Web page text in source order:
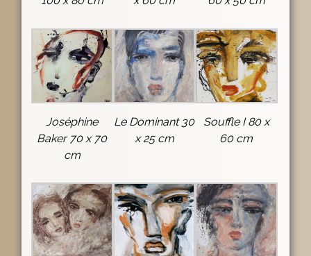
Joséphine
Baker 70 x 70
cm
Le Dominant 30
x 25 cm
Souffle I 80 x
60 cm